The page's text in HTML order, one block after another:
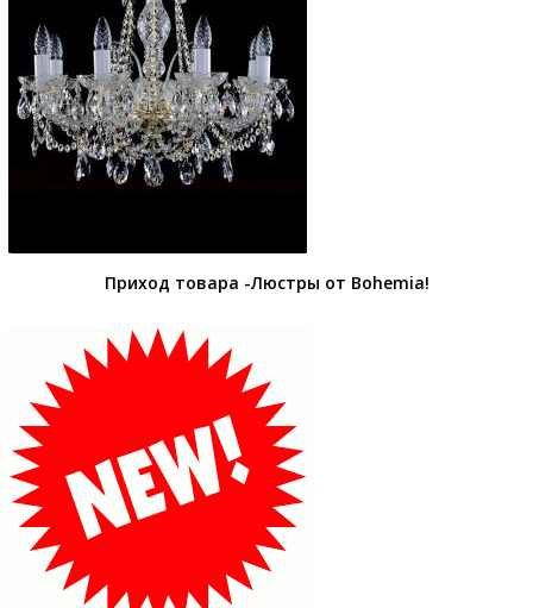
Приход товара -Люстры от Bohemia!